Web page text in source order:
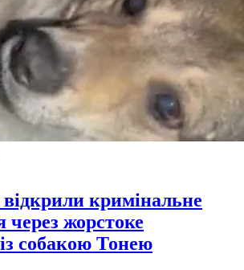
кримінальне
через жорстоке
собакою Тонею